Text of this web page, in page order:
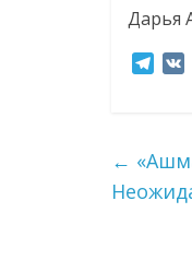
Дарья
g
r
a
←